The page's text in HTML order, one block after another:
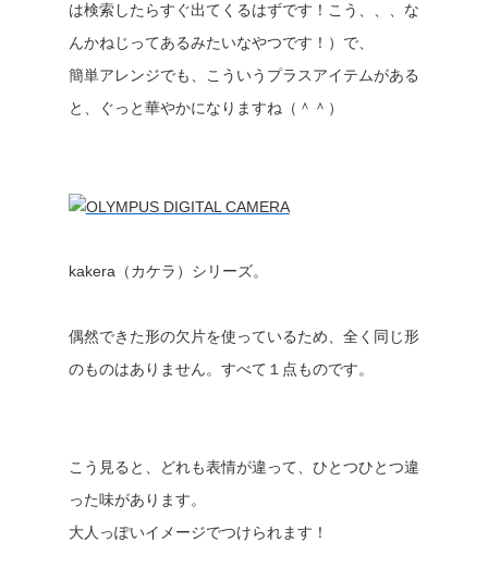
は検索したらすぐ出てくるはずです！こう、、、な
んかねじってあるみたいなやつです！）で、
簡単アレンジでも、こういうプラスアイテムがある
と、ぐっと華やかになりますね（＾＾）
kakera（カケラ）シリーズ。
偶然できた形の欠片を使っているため、全く同じ形
のものはありません。すべて１点ものです。
こう見ると、どれも表情が違って、ひとつひとつ違
った味があります。
大人っぽいイメージでつけられます！